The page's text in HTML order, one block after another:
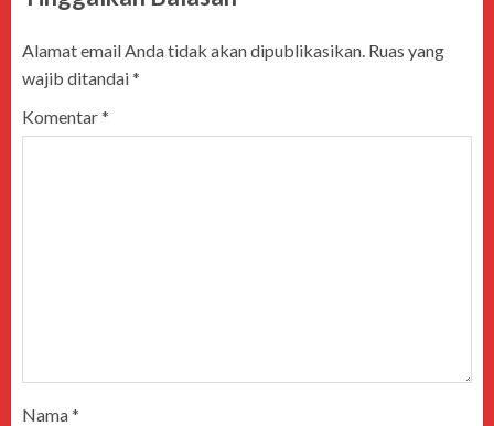
Alamat email Anda tidak akan dipublikasikan. Ruas yang
wajib ditandai*
Komentar*
Nama*